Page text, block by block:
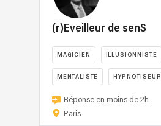
événement
?
Magicien
passionné
depuis
plus
7
ans,
(r)Eveilleur de senS
MAGICIEN ILLUSIONNISTE
MENTALISTE HYPNOTISEUR
Je
suis
Réponse en moins de 2h
Paris